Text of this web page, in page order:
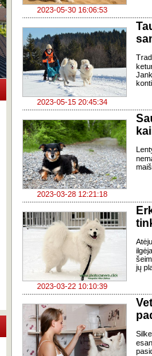
2023-05-30 16:06:53
2023-05-15 20:45:34
2023-03-28 12:21:18
2023-03-22 10:10:39
jų